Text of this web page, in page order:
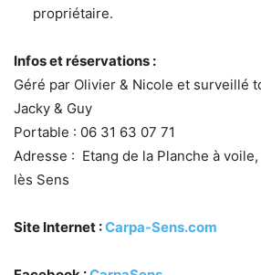
propriétaire.
Infos et réservations :
Géré par Olivier & Nicole et surveillé
Jacky & Guy
Portable : 06 31 63 07 71
Adresse : Etang de la Planche à
lès Sens
Site Internet :Carpa-Sens.com